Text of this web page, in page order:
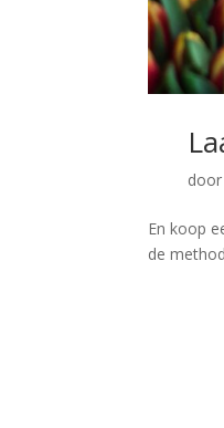
door
En koop
de